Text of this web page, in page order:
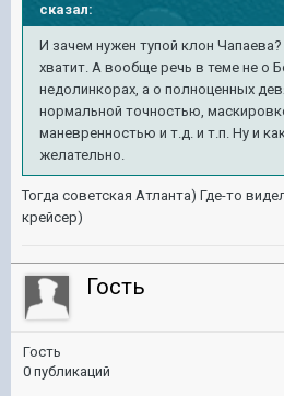
сказал:
И зачем нужен тупой клон
хватит. А вообще речь в теме не о
недолинкорах, а о полноценных
нормальной точностью,
маневренностью и т.д. и т.п. Ну и
желательно.
Тогда советская Атланта) Где-то
крейсер)
Гость
Гость
0 публикаций